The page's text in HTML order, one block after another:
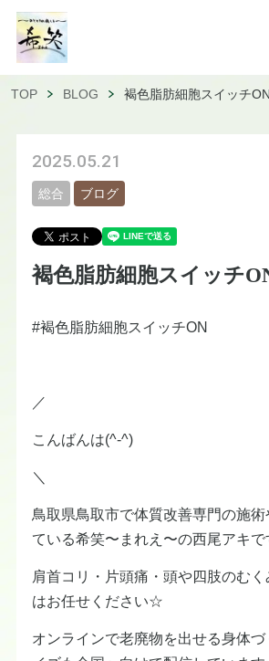
TOP BLOG 褐色脂肪細胞スイッチON
2025.05.21
総合 ブログ
褐色脂肪細胞スイッチ
#褐色脂肪細胞スイッチON
／
こんばんは(^-^)
＼
鳥取県鳥取市で体質改善専門の施
ている希笑〜まれえ〜の西尾アキで
肩首コリ・片頭痛・頭や四肢のむ
はお任せください☆
オンラインで老廃物を出せる身体